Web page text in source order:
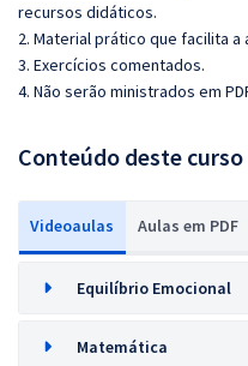
recursos didáticos.
2. Material prático que facilita
3. Exercícios comentados.
4. Não serão ministrados em
Conteúdo deste curso
Videoaulas Aulas em PDF
Equilíbrio Emocional
Matemática